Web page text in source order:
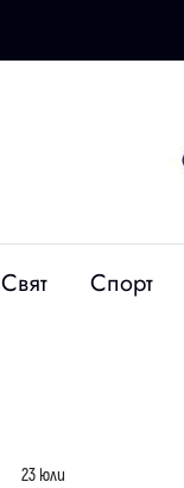
Свят Спорт
23 юли